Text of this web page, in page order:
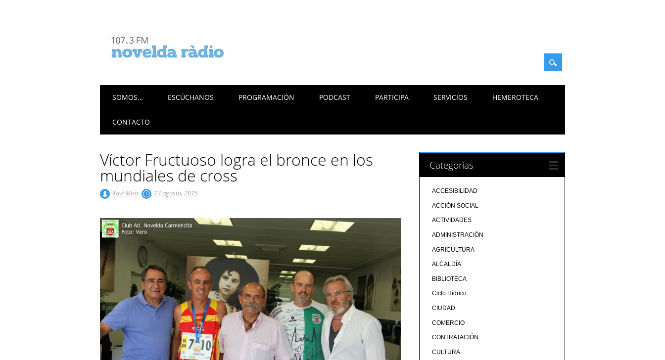
Menú principal
SOMOS… ESCÚCHANOS PROGRAMACIÓN PODCAST PARTICIPA SERVICIOS HEMEROTECA
CONTACTO
Víctor Fructuoso logra el bronce en los
mundiales de cross
Xavi Mira 13 agosto, 2015
Categorías
ACCESIBILIDAD
ACCIÓN SOCIAL
ACTIVIDADES
ADMINISTRACIÓN
AGRICULTURA
ALCALDÍA
BIBLIOTECA
Ciclo Hídrico
CIUDAD
COMERCIO
CONTRATACIÓN
CULTURA